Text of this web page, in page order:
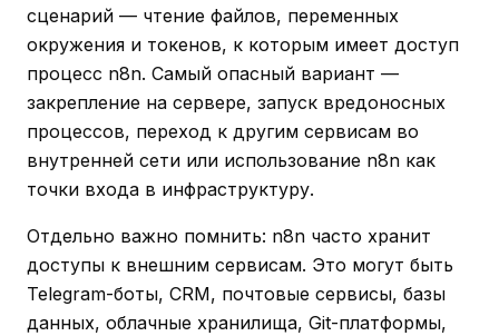
сценарий — чтение файлов, переменных
окружения и токенов, к которым имеет доступ
процесс n8n. Самый опасный вариант —
закрепление на сервере, запуск вредоносных
процессов, переход к другим сервисам во
внутренней сети или использование n8n как
точки входа в инфраструктуру.
Отдельно важно помнить: n8n часто хранит
доступы к внешним сервисам. Это могут быть
Telegram-боты, CRM, почтовые сервисы, базы
данных, облачные хранилища, Git-платформы,